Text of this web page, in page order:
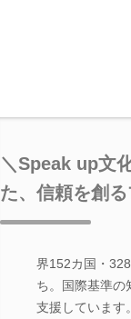
＼Speak up文
た、信頼を創
界152カ国・
ち。国際基準の
支援しています。